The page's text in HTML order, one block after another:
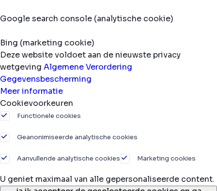
Google search console (analytische cookie)
Bing (marketing cookie)
Deze website voldoet aan de nieuwste privacy
wetgeving Algemene Verordering
Gegevensbescherming
Meer informatie
Cookievoorkeuren
Functionele cookies
Geanonimiseerde analytische cookies
Aanvullende analytische cookies Marketing cookies
U geniet maximaal van alle gepersonaliseerde content.